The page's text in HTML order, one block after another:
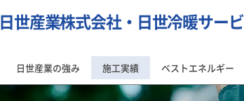
日世産業株式会社・日世冷暖サー
日世産業の強み 施工実績 ベストエネルギー